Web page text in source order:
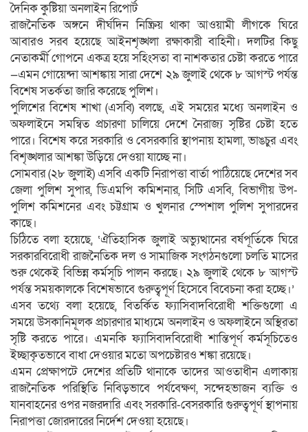
দৈনিক কুষ্টিয়া অনলাইন রিপোর্ট
রাজনৈতিক অঙ্গনে দীর্ঘদিন নিষ্ক্রিয় থাকা আওয়ামী লীগকে ঘিরে
আবারও সরব হয়েছে আইনশৃঙ্খলা রক্ষাকারী বাহিনী। দলটির কিছু
নেতাকর্মী গোপনে একত্র হয়ে সহিংসতা বা নাশকতার চেষ্টা করতে পারে
—এমন গোয়েন্দা আশঙ্কায় সারা দেশে ২৯ জুলাই থেকে ৮ আগস্ট পর্যন্ত
বিশেষ সতর্কতা জারি করেছে পুলিশ।
পুলিশের বিশেষ শাখা (এসবি) বলছে, এই সময়ের মধ্যে অনলাইন ও
অফলাইনে সমন্বিত প্রচারণা চালিয়ে দেশে নৈরাজ্য সৃষ্টির চেষ্টা হতে
পারে। বিশেষ করে সরকারি ও বেসরকারি স্থাপনায় হামলা, ভাঙচুর এবং
বিশৃঙ্খলার আশঙ্কা উড়িয়ে দেওয়া যাচ্ছে না।
সোমবার (২৮ জুলাই) এসবি একটি নিরাপত্তা বার্তা পাঠিয়েছে দেশের সব
জেলা পুলিশ সুপার, ডিএমপি কমিশনার, সিটি এসবি, বিভাগীয় উপ-
পুলিশ কমিশনের এবং চট্টগ্রাম ও খুলনার স্পেশাল পুলিশ সুপারদের
কাছে।
চিঠিতে বলা হয়েছে, ‘ঐতিহাসিক জুলাই অভ্যুত্থানের বর্ষপূর্তিকে ঘিরে
সরকারবিরোধী রাজনৈতিক দল ও সামাজিক সংগঠনগুলো চলতি মাসের
শুরু থেকেই বিভিন্ন কর্মসূচি পালন করছে। ২৯ জুলাই থেকে ৮ আগস্ট
পর্যন্ত সময়কালকে বিশেষভাবে গুরুত্বপূর্ণ হিসেবে বিবেচনা করা হচ্ছে।’
এসব তথ্যে বলা হয়েছে, বিতর্কিত ফ্যাসিবাদবিরোধী শক্তিগুলো এ
সময়ে উসকানিমূলক প্রচারণার মাধ্যমে অনলাইন ও অফলাইনে অস্থিরতা
সৃষ্টি করতে পারে। এমনকি ফ্যাসিবাদবিরোধী শান্তিপূর্ণ কর্মসূচিতেও
ইচ্ছাকৃতভাবে বাধা দেওয়ার মতো অপচেষ্টারও শঙ্কা রয়েছে।
এমন প্রেক্ষাপটে দেশের প্রতিটি থানাকে তাদের আওতাধীন এলাকায়
রাজনৈতিক পরিস্থিতি নিবিড়ভাবে পর্যবেক্ষণ, সন্দেহভাজন ব্যক্তি ও
যানবাহনের ওপর নজরদারি এবং সরকারি-বেসরকারি গুরুত্বপূর্ণ স্থাপনায়
নিরাপত্তা জোরদারের নির্দেশ দেওয়া হয়েছে।